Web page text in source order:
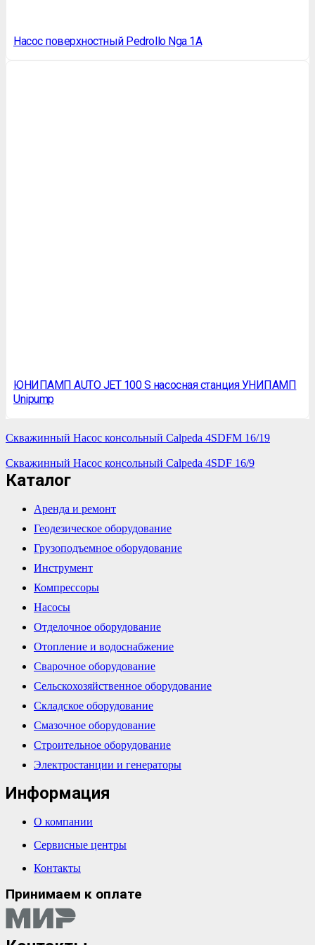
Насос поверхностный Pedrollo Nga 1A
ЮНИПАМП AUTO JET 100 S насосная станция УНИПАМП
Unipump
Скважинный Насос консольный Calpeda 4SDFM 16/19
Скважинный Насос консольный Calpeda 4SDF 16/9
Каталог
Аренда и ремонт
Геодезическое оборудование
Грузоподъемное оборудование
Инструмент
Компрессоры
Насосы
Отделочное оборудование
Отопление и водоснабжение
Сварочное оборудование
Сельскохозяйственное оборудование
Складское оборудование
Смазочное оборудование
Строительное оборудование
Электростанции и генераторы
Информация
О компании
Сервисные центры
Контакты
Принимаем к оплате